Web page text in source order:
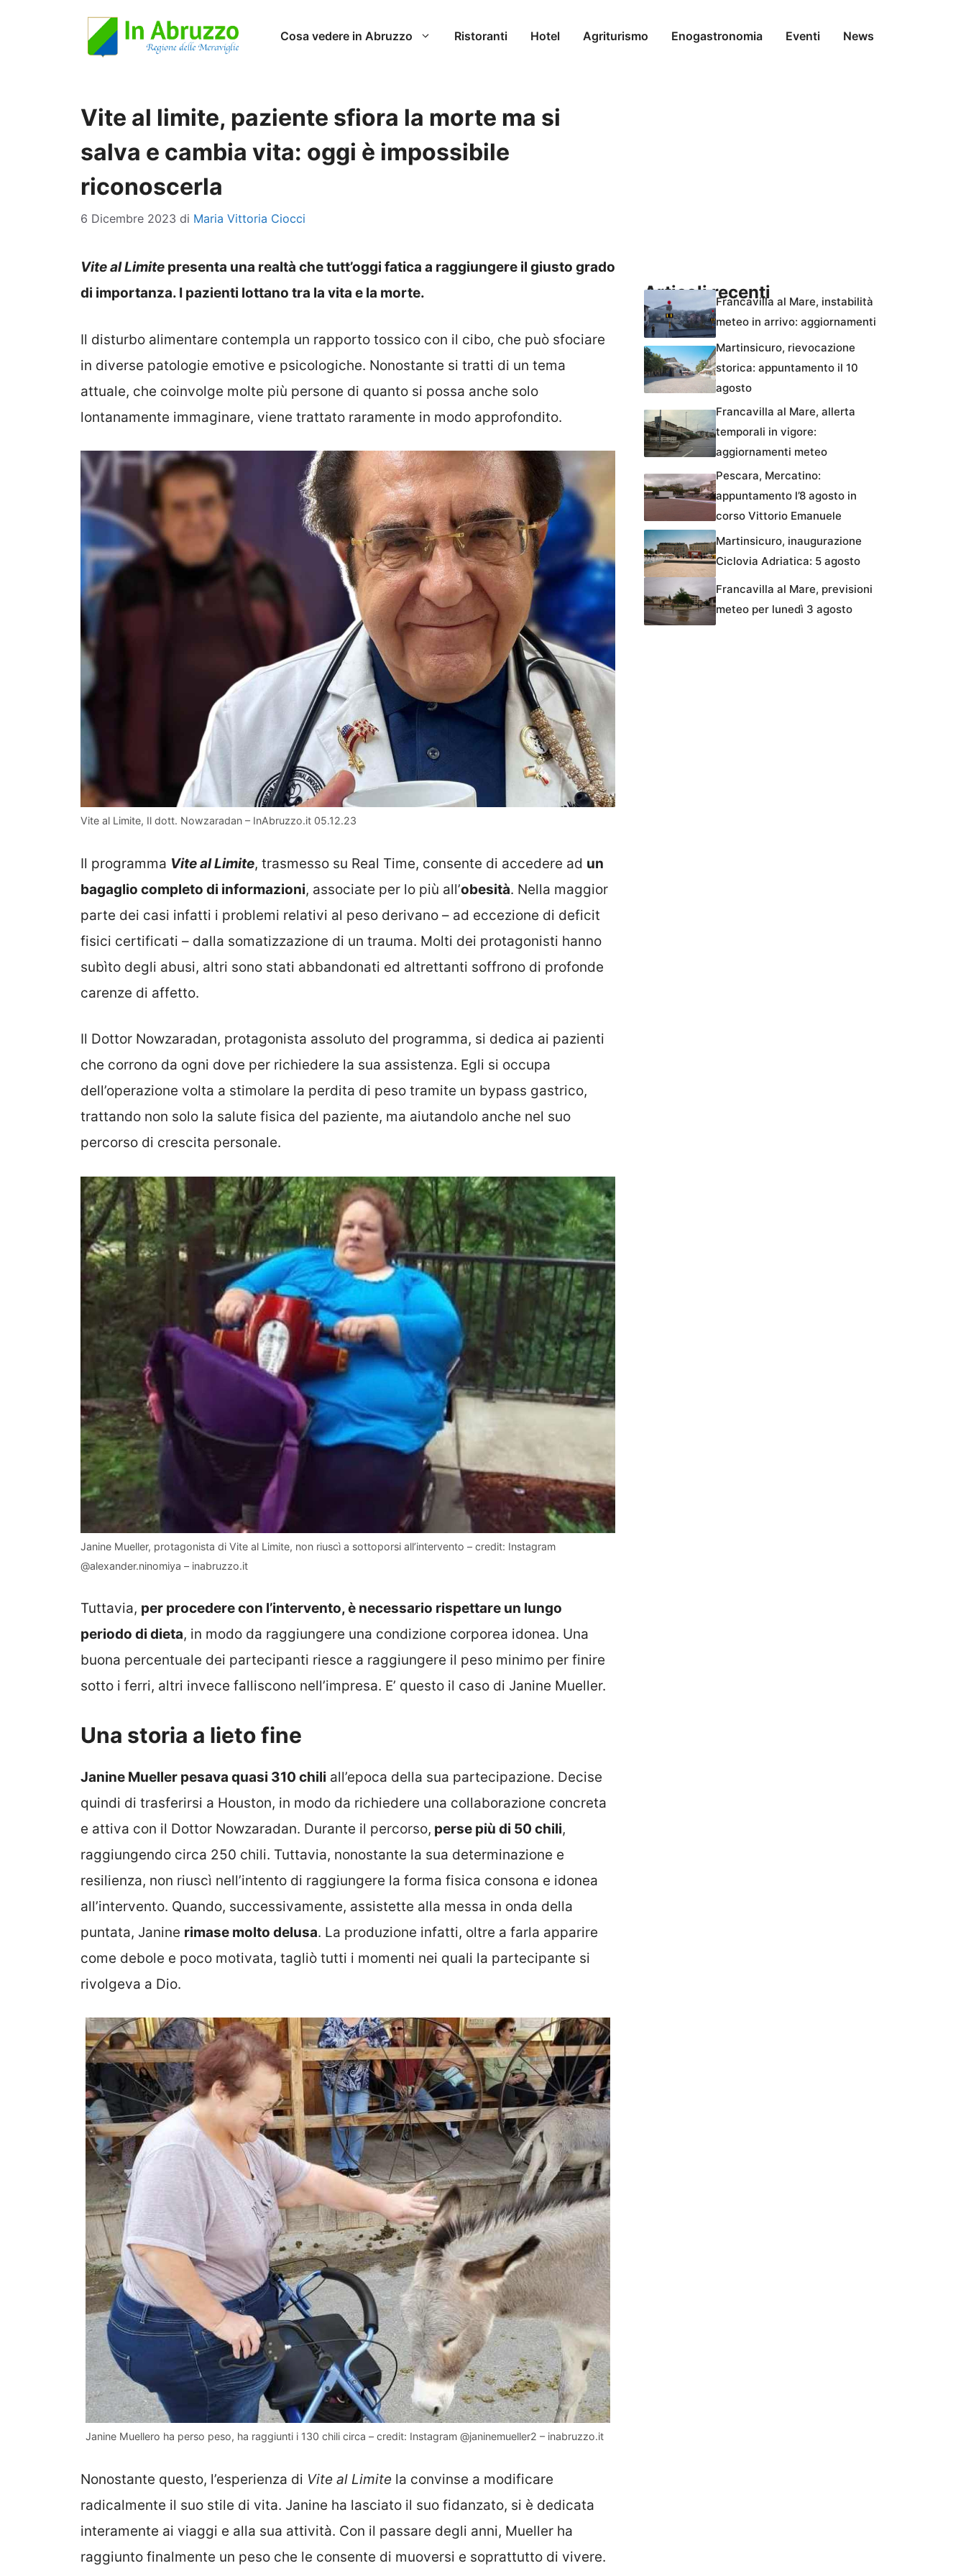
Cosa vedere in Abruzzo Ristoranti Hotel Agriturismo Enogastronomia Eventi News
Vite al limite, paziente sfiora la morte ma si
salva e cambia vita: oggi è impossibile
riconoscerla
6 Dicembre 2023 di Maria Vittoria Ciocci
Vite al Limite presenta una realtà che tutt’oggi fatica a raggiungere il giusto grado
di importanza. I pazienti lottano tra la vita e la morte.
Il disturbo alimentare contempla un rapporto tossico con il cibo, che può sfociare
in diverse patologie emotive e psicologiche. Nonostante si tratti di un tema
attuale, che coinvolge molte più persone di quanto si possa anche solo
lontanamente immaginare, viene trattato raramente in modo approfondito.
Vite al Limite, Il dott. Nowzaradan – InAbruzzo.it 05.12.23
Il programma Vite al Limite, trasmesso su Real Time, consente di accedere ad un
bagaglio completo di informazioni, associate per lo più all’obesità. Nella maggior
parte dei casi infatti i problemi relativi al peso derivano – ad eccezione di deficit
fisici certificati – dalla somatizzazione di un trauma. Molti dei protagonisti hanno
subìto degli abusi, altri sono stati abbandonati ed altrettanti soffrono di profonde
carenze di affetto.
Il Dottor Nowzaradan, protagonista assoluto del programma, si dedica ai pazienti
che corrono da ogni dove per richiedere la sua assistenza. Egli si occupa
dell’operazione volta a stimolare la perdita di peso tramite un bypass gastrico,
trattando non solo la salute fisica del paziente, ma aiutandolo anche nel suo
percorso di crescita personale.
Janine Mueller, protagonista di Vite al Limite, non riuscì a sottoporsi all’intervento – credit: Instagram
@alexander.ninomiya – inabruzzo.it
Tuttavia, per procedere con l’intervento, è necessario rispettare un lungo
periodo di dieta, in modo da raggiungere una condizione corporea idonea. Una
buona percentuale dei partecipanti riesce a raggiungere il peso minimo per finire
sotto i ferri, altri invece falliscono nell’impresa. E’ questo il caso di Janine Mueller.
Una storia a lieto fine
Janine Mueller pesava quasi 310 chili all’epoca della sua partecipazione. Decise
quindi di trasferirsi a Houston, in modo da richiedere una collaborazione concreta
e attiva con il Dottor Nowzaradan. Durante il percorso, perse più di 50 chili,
raggiungendo circa 250 chili. Tuttavia, nonostante la sua determinazione e
resilienza, non riuscì nell’intento di raggiungere la forma fisica consona e idonea
all’intervento. Quando, successivamente, assistette alla messa in onda della
puntata, Janine rimase molto delusa. La produzione infatti, oltre a farla apparire
come debole e poco motivata, tagliò tutti i momenti nei quali la partecipante si
rivolgeva a Dio.
Janine Muellero ha perso peso, ha raggiunti i 130 chili circa – credit: Instagram @janinemueller2 – inabruzzo.it
Nonostante questo, l’esperienza di Vite al Limite la convinse a modificare
radicalmente il suo stile di vita. Janine ha lasciato il suo fidanzato, si è dedicata
interamente ai viaggi e alla sua attività. Con il passare degli anni, Mueller ha
raggiunto finalmente un peso che le consente di muoversi e soprattutto di vivere.
Articoli recentiFrancavilla al Mare, instabilità
meteo in arrivo: aggiornamenti
Martinsicuro, rievocazione
storica: appuntamento il 10
agosto
Francavilla al Mare, allerta
temporali in vigore:
aggiornamenti meteo
Pescara, Mercatino:
appuntamento l’8 agosto in
corso Vittorio Emanuele
Martinsicuro, inaugurazione
Ciclovia Adriatica: 5 agosto
Francavilla al Mare, previsioni
meteo per lunedì 3 agosto